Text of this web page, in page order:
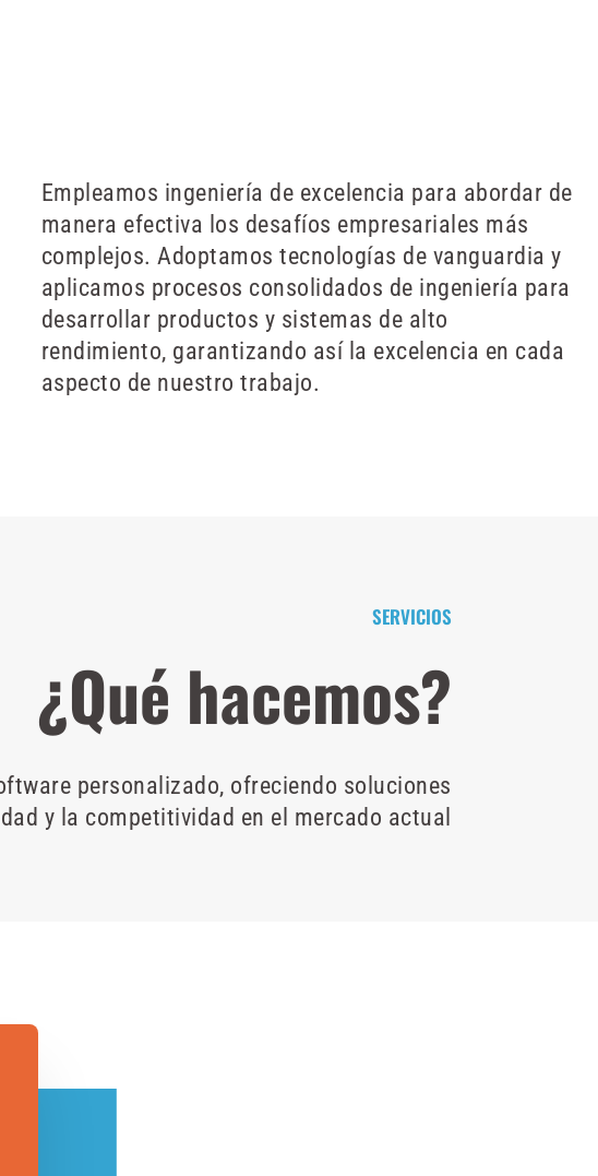
Empleamos ingeniería de excelencia para abordar de
manera efectiva los desafíos empresariales más
complejos. Adoptamos tecnologías de vanguardia y
aplicamos procesos consolidados de ingeniería para
desarrollar productos y sistemas de alto
rendimiento, garantizando así la excelencia en cada
aspecto de nuestro trabajo.
SERVICIOS
¿Qué hacemos?
personalizado, ofreciendo soluciones
y la competitividad en el mercado actual